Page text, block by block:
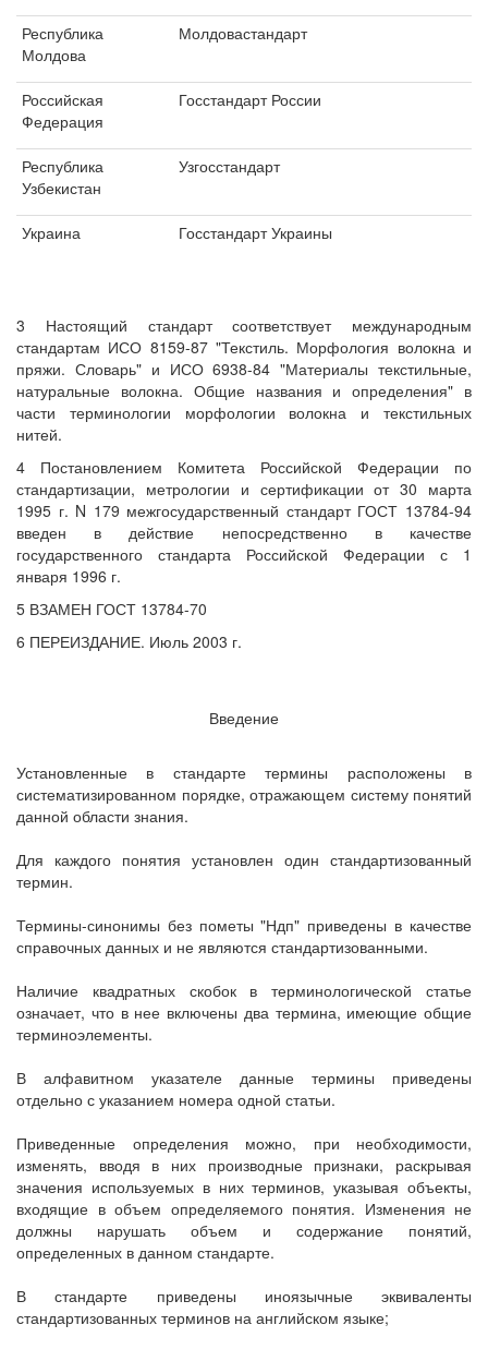
Республика
Молдова
Молдовастандарт
Российская
Федерация
Госстандарт России
Республика
Узбекистан
Узгосстандарт
Украина Госстандарт Украины
3 Настоящий стандарт соответствует международным
стандартам ИСО 8159-87 "Текстиль. Морфология волокна и
пряжи. Словарь" и ИСО 6938-84 "Материалы текстильные,
натуральные волокна. Общие названия и определения" в
части терминологии морфологии волокна и текстильных
нитей.
4 Постановлением Комитета Российской Федерации по
стандартизации, метрологии и сертификации от 30 марта
1995 г. N 179 межгосударственный стандарт ГОСТ 13784-94
введен в действие непосредственно в качестве
государственного стандарта Российской Федерации с 1
января 1996 г.
5 ВЗАМЕН ГОСТ 13784-70
6 ПЕРЕИЗДАНИЕ. Июль 2003 г.
Введение
Установленные в стандарте термины расположены в
систематизированном порядке, отражающем систему понятий
данной области знания.
Для каждого понятия установлен один стандартизованный
термин.
Термины-синонимы без пометы "Ндп" приведены в качестве
справочных данных и не являются стандартизованными.
Наличие квадратных скобок в терминологической статье
означает, что в нее включены два термина, имеющие общие
терминоэлементы.
В алфавитном указателе данные термины приведены
отдельно с указанием номера одной статьи.
Приведенные определения можно, при необходимости,
изменять, вводя в них производные признаки, раскрывая
значения используемых в них терминов, указывая объекты,
входящие в объем определяемого понятия. Изменения не
должны нарушать объем и содержание понятий,
определенных в данном стандарте.
В стандарте приведены иноязычные эквиваленты
стандартизованных терминов на английском языке;